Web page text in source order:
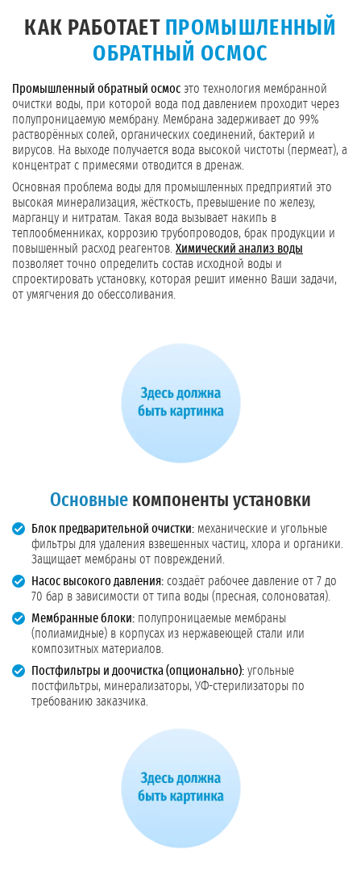
КАК РАБОТАЕТ ПРОМЫШЛЕННЫЙ
ОБРАТНЫЙ ОСМОС
Промышленный обратный осмос это технология мембранной
очистки воды, при которой вода под давлением проходит через
полупроницаемую мембрану. Мембрана задерживает до 99%
растворённых солей, органических соединений, бактерий и
вирусов. На выходе получается вода высокой чистоты (пермеат), а
концентрат с примесями отводится в дренаж.
Основная проблема воды для промышленных предприятий это
высокая минерализация, жёсткость, превышение по железу,
марганцу и нитратам. Такая вода вызывает накипь в
теплообменниках, коррозию трубопроводов, брак продукции и
повышенный расход реагентов. Химический анализ воды
позволяет точно определить состав исходной воды и
спроектировать установку, которая решит именно Ваши задачи,
от умягчения до обессоливания.
Основные компоненты установки
Блок предварительной очистки: механические и угольные
фильтры для удаления взвешенных частиц, хлора и органики.
Защищает мембраны от повреждений.
Насос высокого давления: создаёт рабочее давление от 7 до
70 бар в зависимости от типа воды (пресная, солоноватая).
Мембранные блоки: полупроницаемые мембраны
(полиамидные) в корпусах из нержавеющей стали или
композитных материалов.
Постфильтры и доочистка (опционально): угольные
постфильтры, минерализаторы, УФ-стерилизаторы по
требованию заказчика.